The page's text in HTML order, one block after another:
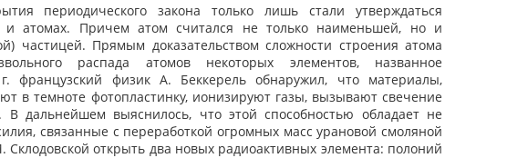
периодического закона только лишь стали утверждаться
и атомах. Причем атом считался не только наименьшей, но и
частицей. Прямым доказательством сложности строения атома
распада атомов некоторых элементов, названное
французский физик А. Беккерель обнаружил, что материалы,
в темноте фотопластинку, ионизируют газы, вызывают свечение
дальнейшем выяснилось, что этой способностью обладает не
связанные с переработкой огромных масс урановой смоляной
открыть два новых радиоактивных элемента: полоний